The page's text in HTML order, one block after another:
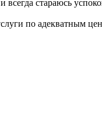
всегда стараюсь
по адекватным